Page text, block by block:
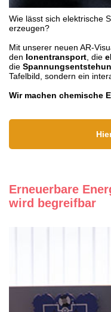
Wie lässt sich elektrische
erzeugen?
Mit unserer neuen AR-
den Ionentransport , die
die
Tafelbild, sondern ein
Wir machen chemische
Erneuerbare
wird begreifbar